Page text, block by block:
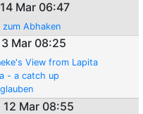
Mar 06:47
zum Abhaken
Mar 08:25
View from Lapita
- a catch up
12 Mar 08:55